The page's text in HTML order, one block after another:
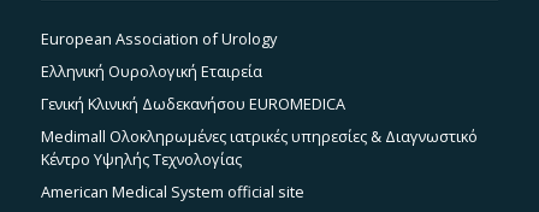
European Association of Urology
Ελληνική Ουρολογική Εταιρεία
Γενική Κλινική Δωδεκανήσου EUROMEDICA
Medimall Ολοκληρωμένες ιατρικές υπηρεσίες & Διαγνωστικό
Κέντρο Υψηλής Τεχνολογίας
American Medical System official site